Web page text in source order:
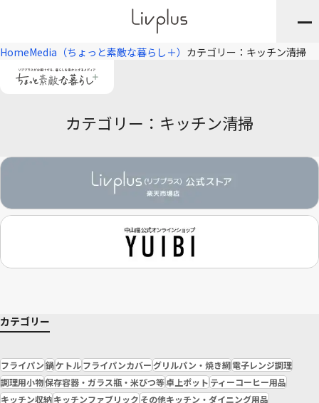
HomeMedia（ちょっと素敵な暮らし＋） カテゴリー：キッチン清掃
カテゴリー：キッチン清掃
カテゴリー
フライパン鍋ケトルフライパンカバーグリルパン・焼き網電子レンジ調理
調理用小物保存容器・ガラス瓶・米びつ等卓上ポット ティーコーヒー用品
キッチン収納キッチンファブリック その他キッチン・ダイニング用品